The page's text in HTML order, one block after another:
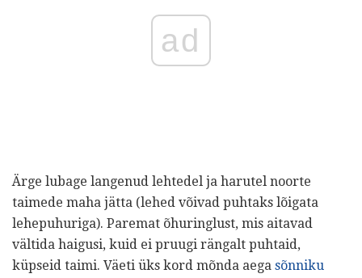
ad
Ärge lubage langenud lehtedel ja harutel noorte
taimede maha jätta (lehed võivad puhtaks lõigata
lehepuhuriga). Paremat õhuringlust, mis aitavad
vältida haigusi, kuid ei pruugi rängalt puhtaid,
küpseid taimi. Väeti üks kord mõnda aega sõnniku